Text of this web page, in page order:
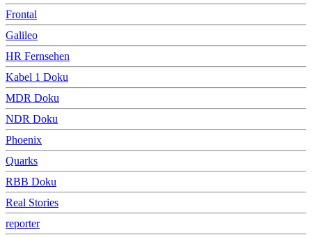
Frontal
Galileo
HR Fernsehen
Kabel 1 Doku
MDR Doku
NDR Doku
Phoenix
Quarks
RBB Doku
Real Stories
reporter